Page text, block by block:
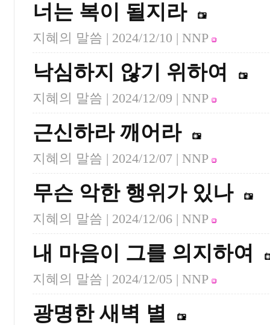
너는 복이 될지라
지혜의 말씀 | 2024/12/10 | NNP
낙심하지 않기 위하여
지혜의 말씀 | 2024/12/09 | NNP
근신하라 깨어라
지혜의 말씀 | 2024/12/07 | NNP
무슨 악한 행위가 있나
지혜의 말씀 | 2024/12/06 | NNP
내 마음이 그를 의지하여
지혜의 말씀 | 2024/12/05 | NNP
광명한 새벽 별